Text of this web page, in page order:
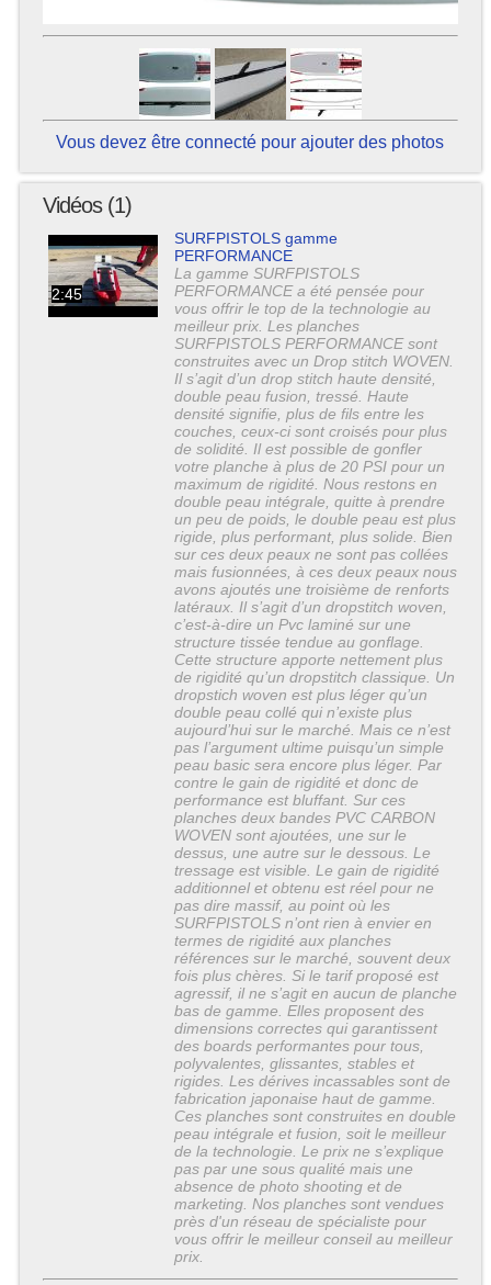
Vous devez être connecté pour ajouter des photos
Vidéos (1)
2:45
SURFPISTOLS gamme
PERFORMANCE
La gamme SURFPISTOLS
PERFORMANCE a été pensée pour
vous offrir le top de la technologie au
meilleur prix. Les planches
SURFPISTOLS PERFORMANCE sont
construites avec un Drop stitch WOVEN.
Il s’agit d’un drop stitch haute densité,
double peau fusion, tressé. Haute
densité signifie, plus de fils entre les
couches, ceux-ci sont croisés pour plus
de solidité. Il est possible de gonfler
votre planche à plus de 20 PSI pour un
maximum de rigidité. Nous restons en
double peau intégrale, quitte à prendre
un peu de poids, le double peau est plus
rigide, plus performant, plus solide. Bien
sur ces deux peaux ne sont pas collées
mais fusionnées, à ces deux peaux nous
avons ajoutés une troisième de renforts
latéraux. Il s’agit d’un dropstitch woven,
c’est-à-dire un Pvc laminé sur une
structure tissée tendue au gonflage.
Cette structure apporte nettement plus
de rigidité qu’un dropstitch classique. Un
dropstich woven est plus léger qu’un
double peau collé qui n’existe plus
aujourd’hui sur le marché. Mais ce n’est
pas l’argument ultime puisqu’un simple
peau basic sera encore plus léger. Par
contre le gain de rigidité et donc de
performance est bluffant. Sur ces
planches deux bandes PVC CARBON
WOVEN sont ajoutées, une sur le
dessus, une autre sur le dessous. Le
tressage est visible. Le gain de rigidité
additionnel et obtenu est réel pour ne
pas dire massif, au point où les
SURFPISTOLS n’ont rien à envier en
termes de rigidité aux planches
références sur le marché, souvent deux
fois plus chères. Si le tarif proposé est
agressif, il ne s’agit en aucun de planche
bas de gamme. Elles proposent des
dimensions correctes qui garantissent
des boards performantes pour tous,
polyvalentes, glissantes, stables et
rigides. Les dérives incassables sont de
fabrication japonaise haut de gamme.
Ces planches sont construites en double
peau intégrale et fusion, soit le meilleur
de la technologie. Le prix ne s’explique
pas par une sous qualité mais une
absence de photo shooting et de
marketing. Nos planches sont vendues
près d'un réseau de spécialiste pour
vous offrir le meilleur conseil au meilleur
prix.